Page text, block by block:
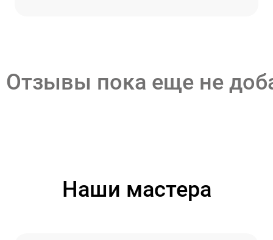
Отзывы пока еще не
Наши мастера